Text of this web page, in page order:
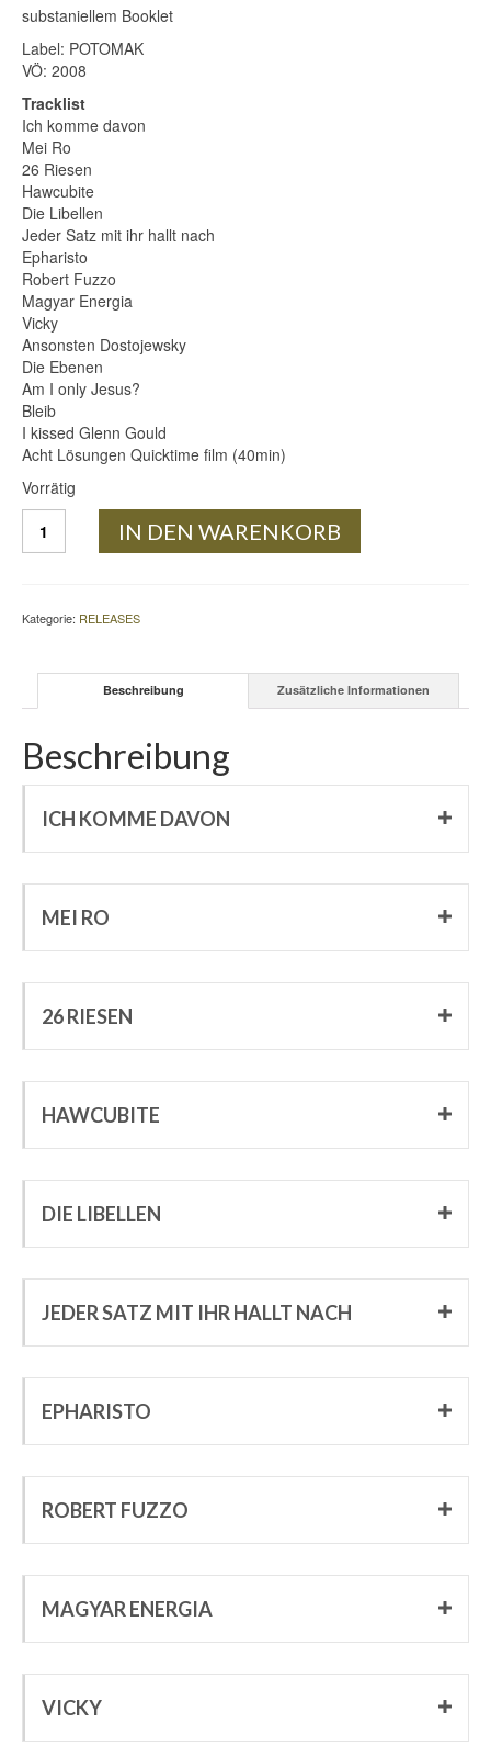
substaniellem Booklet
Label: POTOMAK
VÖ: 2008
Tracklist
Ich komme davon
Mei Ro
26 Riesen
Hawcubite
Die Libellen
Jeder Satz mit ihr hallt nach
Epharisto
Robert Fuzzo
Magyar Energia
Vicky
Ansonsten Dostojewsky
Die Ebenen
Am I only Jesus?
Bleib
I kissed Glenn Gould
Acht Lösungen Quicktime film (40min)
Vorrätig
JEWELS
IN DEN WARENKORB
Kategorie: RELEASES
Beschreibung Zusätzliche Informationen
Beschreibung
ICH KOMME DAVON
MEI RO
26 RIESEN
HAWCUBITE
DIE LIBELLEN
JEDER SATZ MIT IHR HALLT NACH
EPHARISTO
ROBERT FUZZO
MAGYAR ENERGIA
VICKY